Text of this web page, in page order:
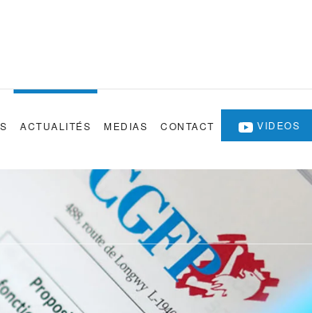
ACTUALITÉS MEDIAS CONTACT VIDEOS